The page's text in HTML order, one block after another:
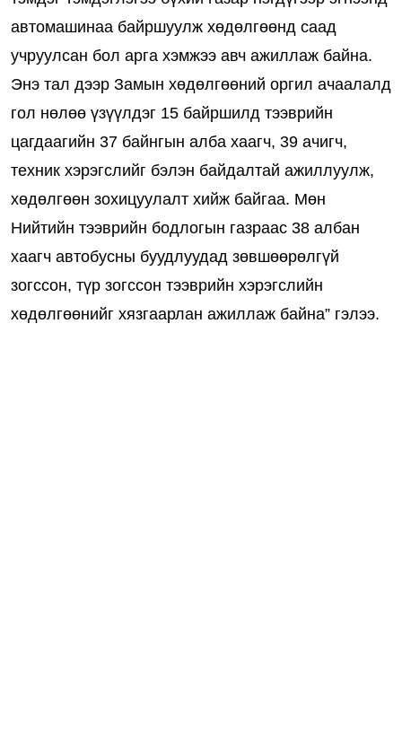
автомашинаа байршуулж хөдөлгөөнд саад
учруулсан бол арга хэмжээ авч ажиллаж байна.
Энэ тал дээр Замын хөдөлгөөний оргил ачаалалд
гол нөлөө үзүүлдэг 15 байршилд тээврийн
цагдаагийн 37 байнгын алба хаагч, 39 ачигч,
техник хэрэгслийг бэлэн байдалтай ажиллуулж,
хөдөлгөөн зохицуулалт хийж байгаа. Мөн
Нийтийн тээврийн бодлогын газраас 38 албан
хаагч автобусны буудлуудад зөвшөөрөлгүй
зогссон, түр зогссон тээврийн хэрэгслийн
хөдөлгөөнийг хязгаарлан ажиллаж байна” гэлээ.